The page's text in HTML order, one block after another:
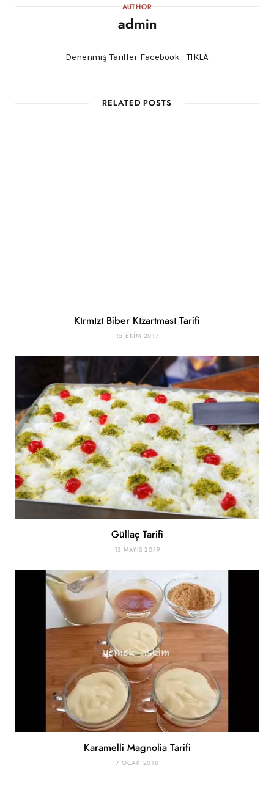
AUTHOR
admin
Denenmiş Tarifler Facebook :TIKLA
RELATED POSTS
Kırmızı Biber Kızartması Tarifi
15 EKIM 2017
Güllaç Tarifi
13 MAYIS 2019
Karamelli Magnolia Tarifi
7 OCAK 2018